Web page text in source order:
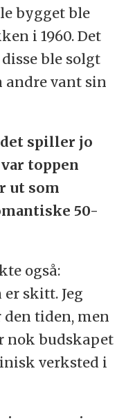
bygget ble
i 1960. Det
ble solgt
andre vant sin
spiller jo
toppen
ut som
50-
også:
skitt. Jeg
tiden, men
nok budskapet
verksted i